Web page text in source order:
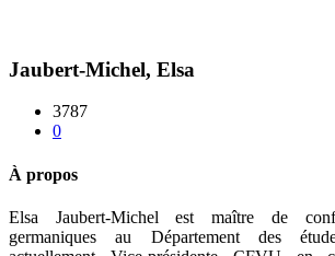
Jaubert-Michel, Elsa
3787
0
À propos
Elsa Jaubert-Michel est maître de
germaniques au Département des